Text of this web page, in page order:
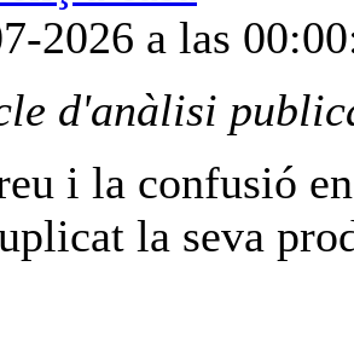
2026 a las
d'anàlisi
i la confusió
la seva